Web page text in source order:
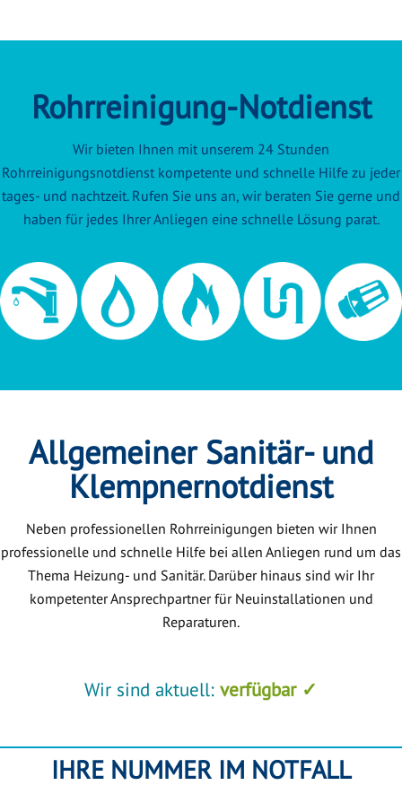
Rohrreinigung-Notdienst
Wir bieten Ihnen mit unserem 24 Stunden
Rohrreinigungsnotdienst kompetente und schnelle Hilfe zu jeder
tages- und nachtzeit. Rufen Sie uns an, wir beraten Sie gerne und
haben für jedes Ihrer Anliegen eine schnelle Lösung parat.
Allgemeiner Sanitär- und
Klempnernotdienst
Neben professionellen Rohrreinigungen bieten wir Ihnen
professionelle und schnelle Hilfe bei allen Anliegen rund um das
Thema Heizung- und Sanitär. Darüber hinaus sind wir Ihr
kompetenter Ansprechpartner für Neuinstallationen und
Reparaturen.
Wir sind aktuell: verfügbar ✓
IHRE NUMMER IM NOTFALL